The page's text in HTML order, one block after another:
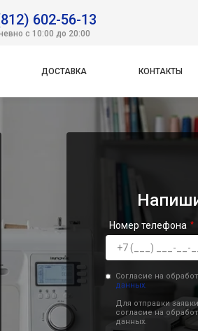
602-56-13
с 10:00 до 20:00
ДОСТАВКА КОНТАКТЫ
Номер телефона
Согласие на
данных.
Для отправки
согласие на
данных.